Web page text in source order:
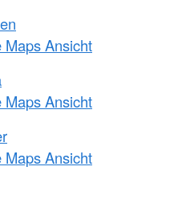
Maps Ansicht
Maps Ansicht
Maps Ansicht